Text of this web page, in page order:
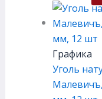
Графика
Уголь